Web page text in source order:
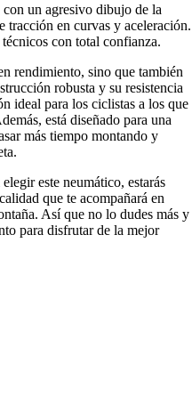
un agresivo dibujo de la
tracción en curvas y aceleración.
con total confianza.
rendimiento, sino que también
robusta y su resistencia
ideal para los ciclistas a los que
está diseñado para una
más tiempo montando y
este neumático, estarás
que te acompañará en
Así que no lo dudes más y
para disfrutar de la mejor